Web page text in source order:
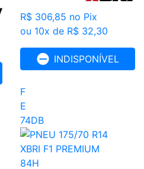
R$ 306,85 no Pix
ou 10x de R$ 32,30
INDISPONÍVEL
F
E
74DB